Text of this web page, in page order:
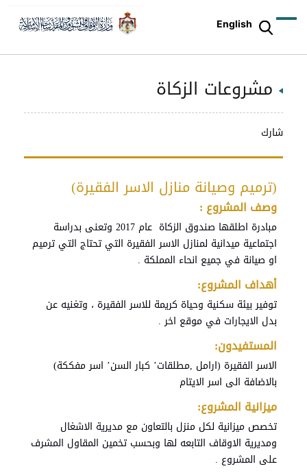
English
مشروعات الزكاة
شارك
(ترميم وصيانة منازل الاسر الفقيرة)
وصف المشروع :
مبادرة اطلقها صندوق الزكاة عام 2017 وتعنى بدراسة
اجتماعية ميدانية لمنازل الاسر الفقيرة التي تحتاج التي ترميم
او صيانة في جميع انحاء المملكة .
أهداف المشروع:
توفير بيئة سكنية وحياة كريمة للاسر الفقيرة ، وتغنيه عن
بدل الايجارات في موقع اخر .
المستفيدون:
الاسر الفقيرة (ارامل ,مطلقات’ كبار السن’ اسر مفككة)
بالاضافة الى اسر الايتام
ميزانية المشروع:
تخصص ميزانية لكل منزل بالتعاون مع مديرية الاشغال
ومديرية الاوقاف التابعه لها وبحسب تخمين المقاول المشرف
على المشروع .